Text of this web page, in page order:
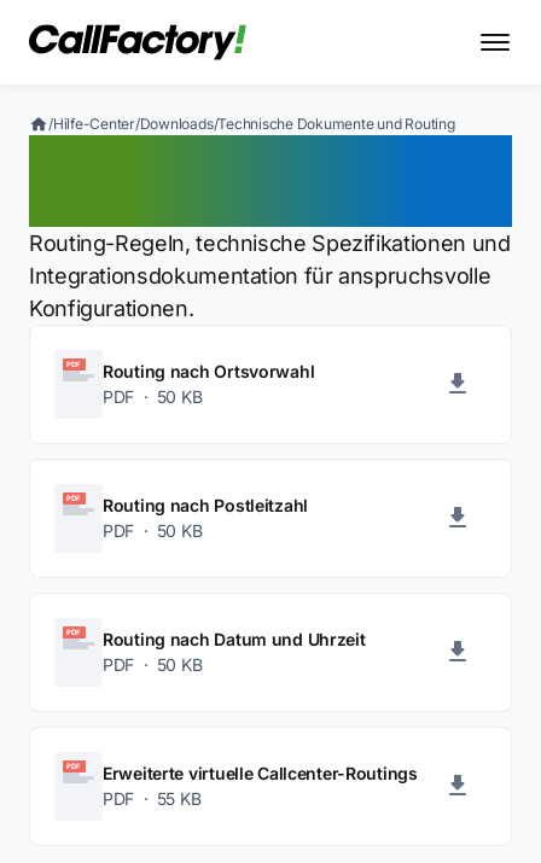
/Hilfe-Center/Downloads/Technische Dokumente und Routing
Routing-Regeln, technische Spezifikationen und
Integrationsdokumentation für anspruchsvolle
Konfigurationen.
PDF
Routing nach Ortsvorwahl
PDF · 50 KB
PDF
Routing nach Postleitzahl
PDF · 50 KB
PDF
Routing nach Datum und Uhrzeit
PDF · 50 KB
PDF
Erweiterte virtuelle Callcenter-Routings
PDF · 55 KB